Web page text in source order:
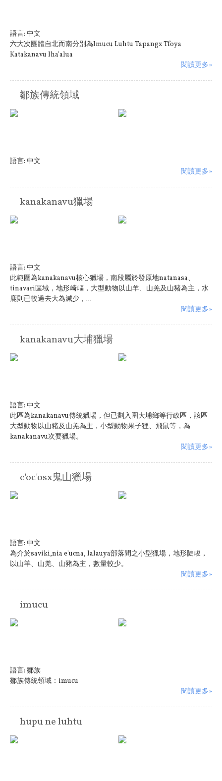
語言: 中文
六大次團體自北而南分別為Imucu Luhtu Tapangx Tfoya
Katakanavu lha'alua
閱讀更多»
鄒族傳統領域
語言: 中文
閱讀更多»
kanakanavu獵場
語言: 中文
此範圍為kanakanavu核心獵場，南段屬於發原地natanasa、
tinavari區域，地形崎嶇，大型動物以山羊、山羌及山豬為主，水
鹿則已較過去大為減少，...
閱讀更多»
kanakanavu大埔獵場
語言: 中文
此區為kanakanavu傳統獵場，但已劃入圍大埔鄉等行政區，該區
大型動物以山豬及山羌為主，小型動物果子狸、飛鼠等，為
kanakanavu次要獵場。
閱讀更多»
c'oc'osx鬼山獵場
語言: 中文
為介於saviki,nia e'ucna, lalauya部落間之小型獵場，地形陡峻，
以山羊、山羌、山豬為主，數量較少。
閱讀更多»
imucu
語言: 鄒族
鄒族傳統領域：imucu
閱讀更多»
hupu ne luhtu